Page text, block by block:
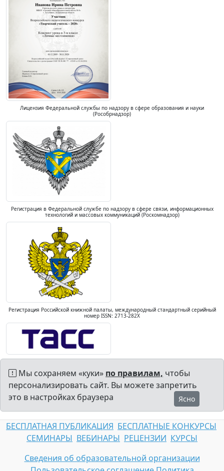
Лицензия Федеральной службы по надзору в сфере образования и науки
(Рособрнадзор)
Регистрация в Федеральной службе по надзору в сфере связи, информационных
технологий и массовых коммуникаций (Роскомнадзор)
Регистрация Российской книжной палаты, международный стандартный серийный
номер ISSN: 2713-282X
Мы сохраняем «куки» по правилам, чтобы
персонализировать сайт. Вы можете запретить
это в настройках браузера
Ясно
БЕСПЛАТНАЯ ПУБЛИКАЦИЯ БЕСПЛАТНЫЕ КОНКУРСЫ
СЕМИНАРЫ ВЕБИНАРЫ РЕЦЕНЗИИ КУРСЫ
Сведения об образовательной организации